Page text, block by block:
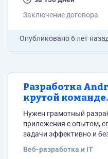
Заключение договора
Опубликовано 6 лет
Разработка
крутой
обсуждается
для обеих
Нужен грамотный
приложения с опытом,
задачи эффективно и
Вас есть такие, будем
Веб-разработка и IT